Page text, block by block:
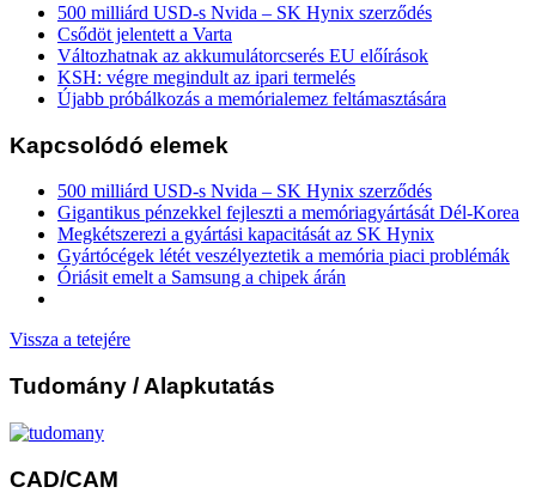
500 milliárd USD-s Nvida – SK Hynix szerződés
Csődöt jelentett a Varta
Változhatnak az akkumulátorcserés EU előírások
KSH: végre megindult az ipari termelés
Újabb próbálkozás a memórialemez feltámasztására
Kapcsolódó elemek
500 milliárd USD-s Nvida – SK Hynix szerződés
Gigantikus pénzekkel fejleszti a memóriagyártását Dél-Korea
Megkétszerezi a gyártási kapacitását az SK Hynix
Gyártócégek létét veszélyeztetik a memória piaci problémák
Óriásit emelt a Samsung a chipek árán
Vissza a tetejére
Tudomány / Alapkutatás
CAD/CAM